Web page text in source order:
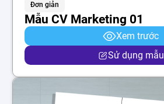
Đơn giản
Mẫu CV Marketing 01
Xem trước
Sử dụng mẫu